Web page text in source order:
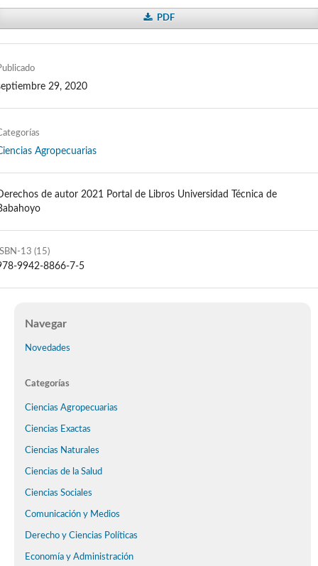
PDF
29, 2020
Agropecuarias
de autor 2021 Portal de Libros Universidad Técnica de
13 (15)
9942-8866-7-5
Navegar
Novedades
Categorías
Ciencias Agropecuarias
Ciencias Exactas
Ciencias Naturales
Ciencias de la Salud
Ciencias Sociales
Comunicación y Medios
Derecho y Ciencias Políticas
Economía y Administración